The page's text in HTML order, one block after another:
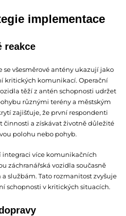
implementace
reakce
se všesměrové antény ukazují jako
kritických komunikací. Operační
těží z antén schopnosti udržet
různými terény a městským
zajišťuje, že první respondenti
a získávat životně důležité
polohu nebo pohyb.
integraci více komunikačních
záchranářská vozidla současně
službám. Tato rozmanitost zvyšuje
schopnosti v kritických situacích.